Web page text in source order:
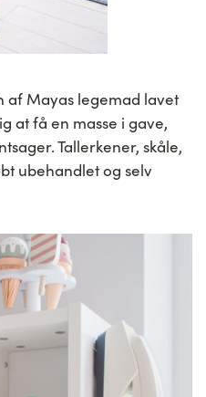
af Mayas legemad lavet
at få en masse i gave,
Tallerkener, skåle,
ubehandlet og selv